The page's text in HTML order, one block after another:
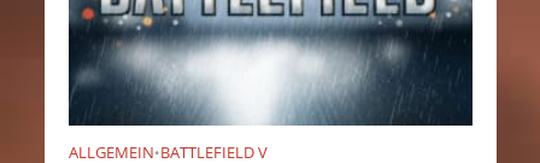
ALLGEMEIN•BATTLEFIELD V